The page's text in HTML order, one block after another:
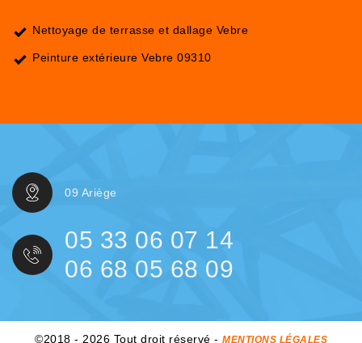
Nettoyage de terrasse et dallage Vebre
Peinture extérieure Vebre 09310
09 Ariège
05 33 06 07 14
06 68 05 68 09
©2018 - 2026 Tout droit réservé - MENTIONS LÉGALES